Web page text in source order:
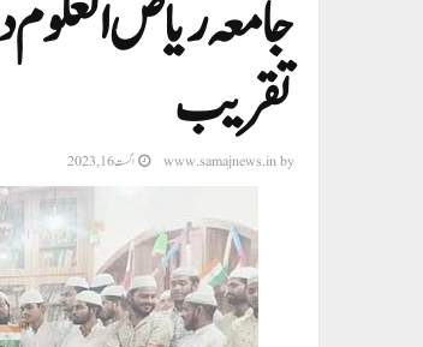
تقریب
by
www.samajnews.in اگست 16, 2023